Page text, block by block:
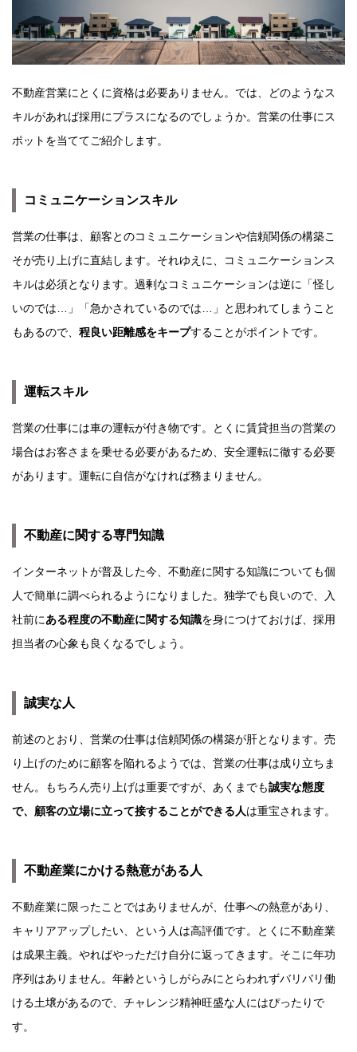
不動産営業にとくに資格は必要ありません。では、どのようなス
キルがあれば採用にプラスになるのでしょうか。営業の仕事にス
ポットを当ててご紹介します。
コミュニケーションスキル
営業の仕事は、顧客とのコミュニケーションや信頼関係の構築こ
そが売り上げに直結します。それゆえに、コミュニケーションス
キルは必須となります。過剰なコミュニケーションは逆に「怪し
いのでは…」「急かされているのでは…」と思われてしまうこと
もあるので、 程良い距離感をキープすることがポイントです。
運転スキル
営業の仕事には車の運転が付き物です。とくに賃貸担当の営業の
場合はお客さまを乗せる必要があるため、安全運転に徹する必要
があります。運転に自信がなければ務まりません。
不動産に関する専門知識
インターネットが普及した今、不動産に関する知識についても個
人で簡単に調べられるようになりました。独学でも良いので、入
社前にある程度の不動産に関する知識を身につけておけば、採用
担当者の心象も良くなるでしょう。
誠実な人
前述のとおり、営業の仕事は信頼関係の構築が肝となります。売
り上げのために顧客を陥れるようでは、営業の仕事は成り立ちま
せん。もちろん売り上げは重要ですが、あくまでも誠実な態度
で、顧客の立場に立って接することができる人は重宝されます。
不動産業にかける熱意がある人
不動産業に限ったことではありませんが、仕事への熱意があり、
キャリアアップしたい、という人は高評価です。とくに不動産業
は成果主義。やればやっただけ自分に返ってきます。そこに年功
序列はありません。年齢というしがらみにとらわれずバリバリ働
ける土壌があるので、チャレンジ精神旺盛な人にはぴったりで
す。